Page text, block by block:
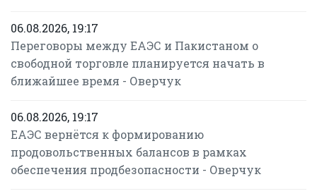
06.08.2026, 19:17
Переговоры между ЕАЭС и Пакистаном о
свободной торговле планируется начать в
ближайшее время - Оверчук
06.08.2026, 19:17
ЕАЭС вернётся к формированию
продовольственных балансов в рамках
обеспечения продбезопасности - Оверчук